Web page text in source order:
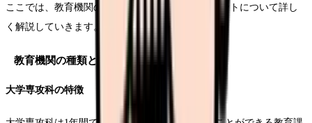
ここでは、教育機関の種類や特徴、選択時のポイントについて詳し
く解説していきます。
教育機関の種類と特徴
大学専攻科の特徴